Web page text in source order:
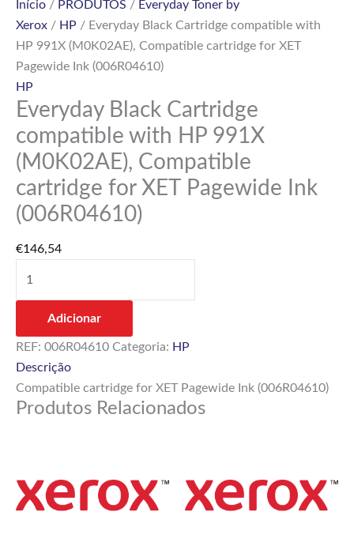
Início / PRODUTOS / Everyday Toner by
Xerox / HP / Everyday Black Cartridge compatible with
HP 991X (M0K02AE), Compatible cartridge for XET
Pagewide Ink (006R04610)
HP
Everyday Black Cartridge
compatible with HP 991X
(M0K02AE), Compatible
cartridge for XET Pagewide Ink
(006R04610)
€146,54
Ink
Adicionar
REF: 006R04610 Categoria: HP
Descrição
Compatible cartridge for XET Pagewide Ink (006R04610)
Produtos Relacionados